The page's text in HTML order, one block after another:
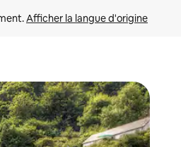
Afficher la langue d'origine